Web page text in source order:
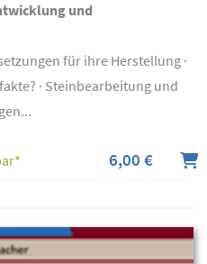
und
für ihre Herstellung ·
· Steinbearbeitung und
6,00 €